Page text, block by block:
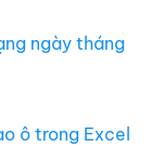
ngày tháng
ô trong Excel